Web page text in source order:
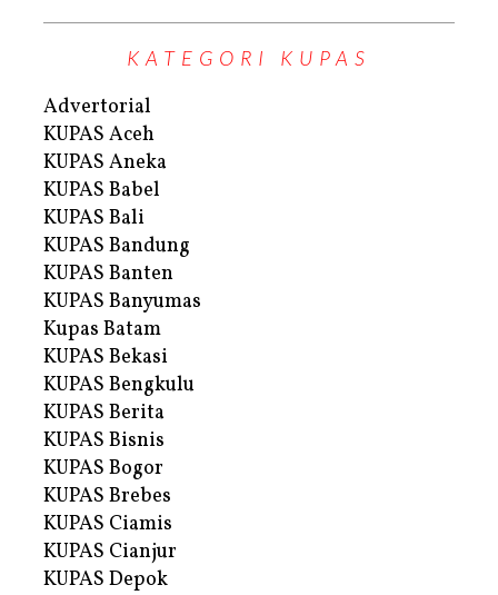
KATEGORI KUPAS
Advertorial
KUPAS Aceh
KUPAS Aneka
KUPAS Babel
KUPAS Bali
KUPAS Bandung
KUPAS Banten
KUPAS Banyumas
Kupas Batam
KUPAS Bekasi
KUPAS Bengkulu
KUPAS Berita
KUPAS Bisnis
KUPAS Bogor
KUPAS Brebes
KUPAS Ciamis
KUPAS Cianjur
KUPAS Depok